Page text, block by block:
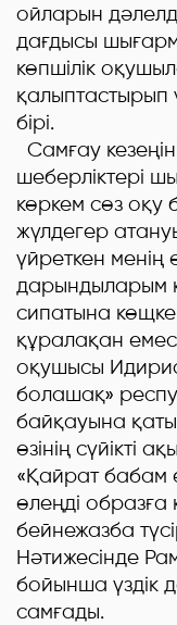
ойларын
дағдысы
көпшілік
қалыптастырып
бірі.
Самғау
шеберліктері
көркем сөз оқу
жүлдегер
үйреткен менің
дарындыларым
сипатына
құралақан
оқушысы
болашақ»
байқауына
өзінің сүйікті
«Қайрат бабам
өлеңді
бейнежазба
Нәтижесінде
бойынша үздік
самғады.